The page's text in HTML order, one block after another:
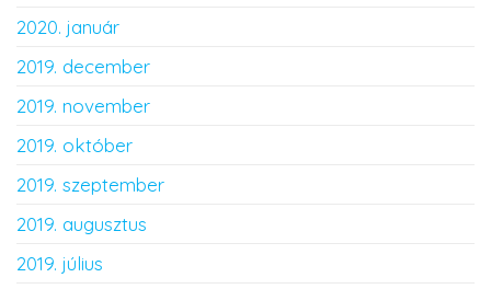
2020. január
2019. december
2019. november
2019. október
2019. szeptember
2019. augusztus
2019. július